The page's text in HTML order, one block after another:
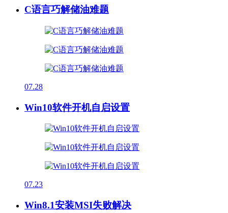
C语言巧解储油难题
07.28
Win10软件开机自启设置
07.23
Win8.1安装MSI失败解决